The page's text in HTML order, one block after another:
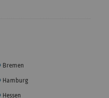
Bremen
Hamburg
Hessen